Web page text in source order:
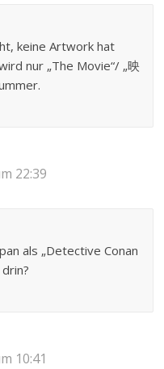
keine Artwork hat
nur „The Movie“/ „映
22:39
als „Detective Conan
10:41